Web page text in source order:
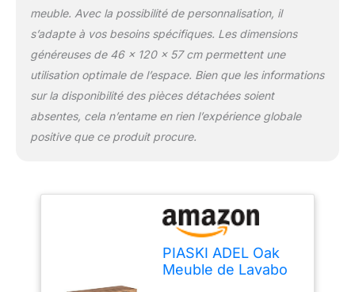
meuble. Avec la possibilité de personnalisation, il
s’adapte à vos besoins spécifiques. Les dimensions
généreuses de 46 x 120 x 57 cm permettent une
utilisation optimale de l’espace. Bien que les informations
sur la disponibilité des pièces détachées soient
absentes, cela n’entame en rien l’expérience globale
positive que ce produit procure.
PIASKI ADEL Oak
Meuble de Lavabo